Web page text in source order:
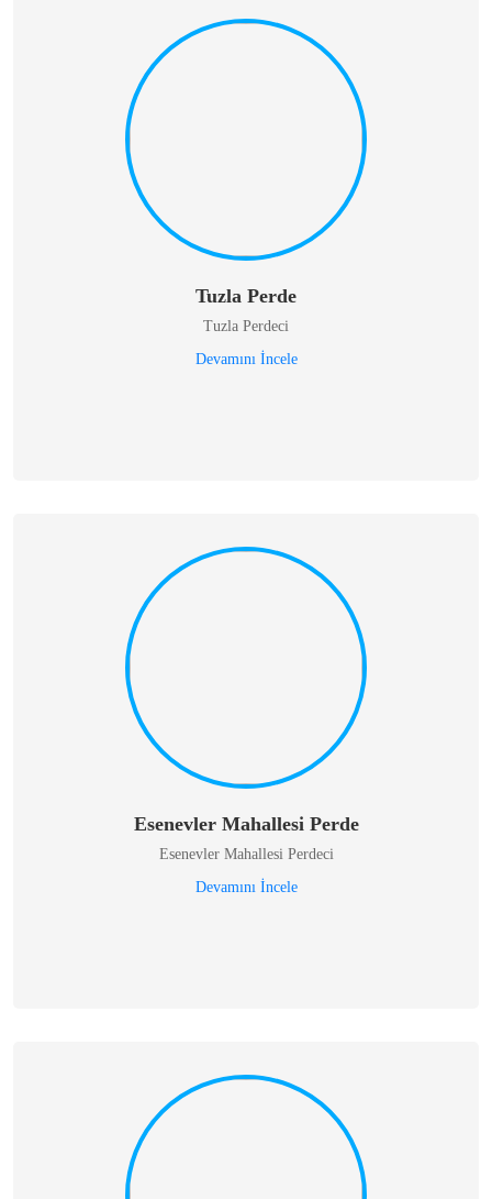
Tuzla Perde
Tuzla Perdeci
Devamını İncele
Esenevler Mahallesi Perde
Esenevler Mahallesi Perdeci
Devamını İncele